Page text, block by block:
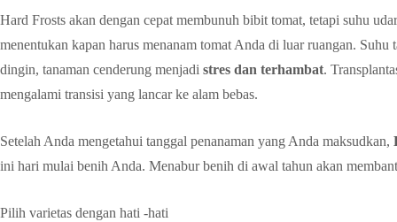
Hard Frosts akan dengan cepat membunuh bibit tomat, tetapi suhu
menentukan kapan harus menanam tomat Anda di luar ruangan.
dingin, tanaman cenderung menjadi stres dan terhambat.
mengalami transisi yang lancar ke alam bebas.
Setelah Anda mengetahui tanggal penanaman yang Anda maksudkan,
ini hari mulai benih Anda. Menabur benih di awal tahun akan
Pilih varietas dengan hati -hati